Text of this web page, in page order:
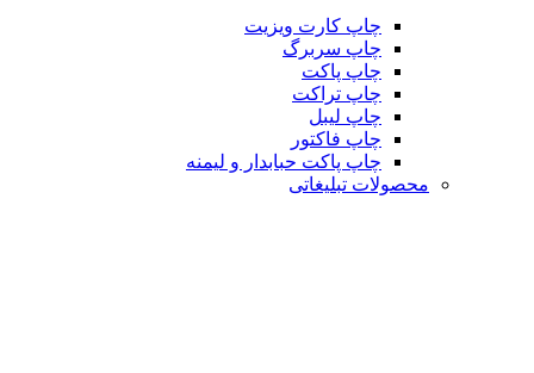
چاپ کارت ویزیت
چاپ سربرگ
چاپ پاکت
چاپ تراکت
چاپ لیبل
چاپ فاکتور
چاپ پاکت حبابدار و لیمنه
محصولات تبلیغاتی